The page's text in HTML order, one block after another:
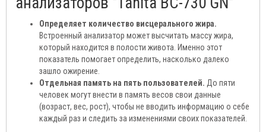
Определяет количество висцерального жира.
Встроенный анализатор может высчитать массу жира,
который находится в полости живота. Именно этот
показатель помогает определить, насколько далеко
зашло ожирение.
Отдельная память на пять пользователей. До пяти
человек могут внести в память весов свои данные
(возраст, вес, рост), чтобы не вводить информацию о себе
каждый раз и следить за изменениями своих показателей.